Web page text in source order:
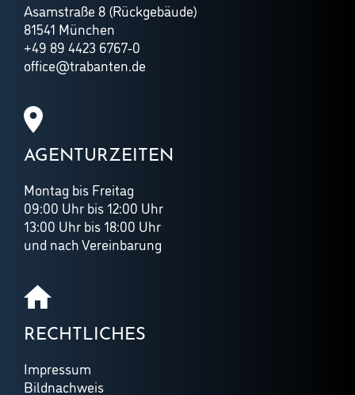
Asamstraße 8 (Rückgebäude)
81541 München
+49 89 4423 6767-0
office@trabanten.de
AGENTURZEITEN
Montag bis Freitag
09:00 Uhr bis 12:00 Uhr
13:00 Uhr bis 18:00 Uhr
und nach Vereinbarung
RECHTLICHES
Impressum
Bildnachweis